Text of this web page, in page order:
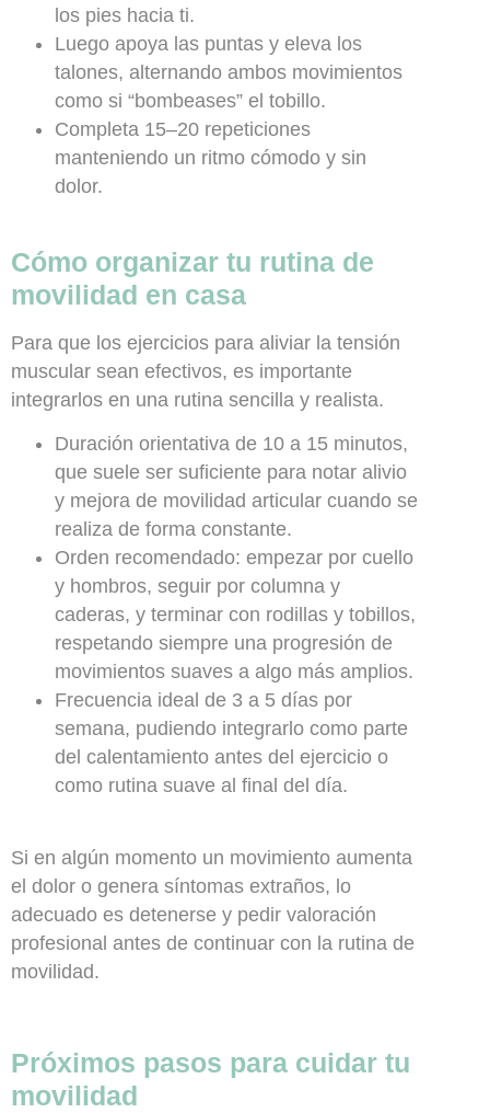
los pies hacia ti.
Luego apoya las puntas y eleva los
talones, alternando ambos movimientos
como si “bombeases” el tobillo.
Completa 15–20 repeticiones
manteniendo un ritmo cómodo y sin
dolor.
Cómo organizar tu rutina de
movilidad en casa
Para que los ejercicios para aliviar la tensión
muscular sean efectivos, es importante
integrarlos en una rutina sencilla y realista.
Duración orientativa de 10 a 15 minutos,
que suele ser suficiente para notar alivio
y mejora de movilidad articular cuando se
realiza de forma constante.
Orden recomendado: empezar por cuello
y hombros, seguir por columna y
caderas, y terminar con rodillas y tobillos,
respetando siempre una progresión de
movimientos suaves a algo más amplios.
Frecuencia ideal de 3 a 5 días por
semana, pudiendo integrarlo como parte
del calentamiento antes del ejercicio o
como rutina suave al final del día.
Si en algún momento un movimiento aumenta
el dolor o genera síntomas extraños, lo
adecuado es detenerse y pedir valoración
profesional antes de continuar con la rutina de
movilidad.
Próximos pasos para cuidar tu
movilidad